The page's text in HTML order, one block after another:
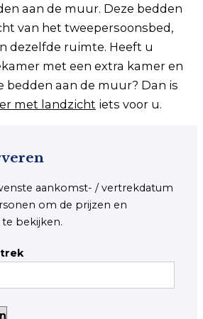
aan de muur. Deze bedden
van het tweepersoonsbed,
dezelfde ruimte. Heeft u
met een extra kamer en
bedden aan de muur? Dan is
met landzicht iets voor u.
aankomst- / vertrekdatum
om de prijzen en
bekijken.